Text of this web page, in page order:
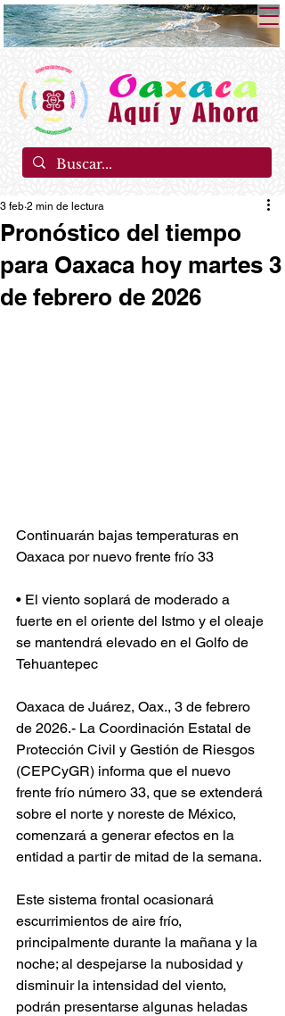
Pronóstico del tiempo
para Oaxaca hoy martes 3
de febrero de 2026
3 feb 2 min de lectura
Continuarán bajas temperaturas en
Oaxaca por nuevo frente frío 33
• El viento soplará de moderado a
fuerte en el oriente del Istmo y el oleaje
se mantendrá elevado en el Golfo de
Tehuantepec
Oaxaca de Juárez, Oax., 3 de febrero
de 2026.- La Coordinación Estatal de
Protección Civil y Gestión de Riesgos
(CEPCyGR) informa que el nuevo
frente frío número 33, que se extenderá
sobre el norte y noreste de México,
comenzará a generar efectos en la
entidad a partir de mitad de la semana.
Este sistema frontal ocasionará
escurrimientos de aire frío,
principalmente durante la mañana y la
noche; al despejarse la nubosidad y
disminuir la intensidad del viento,
podrán presentarse algunas heladas